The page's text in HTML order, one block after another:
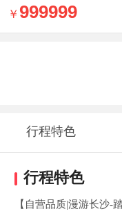
999999
行程特色
行程特色
【自营品质|漫游长沙-